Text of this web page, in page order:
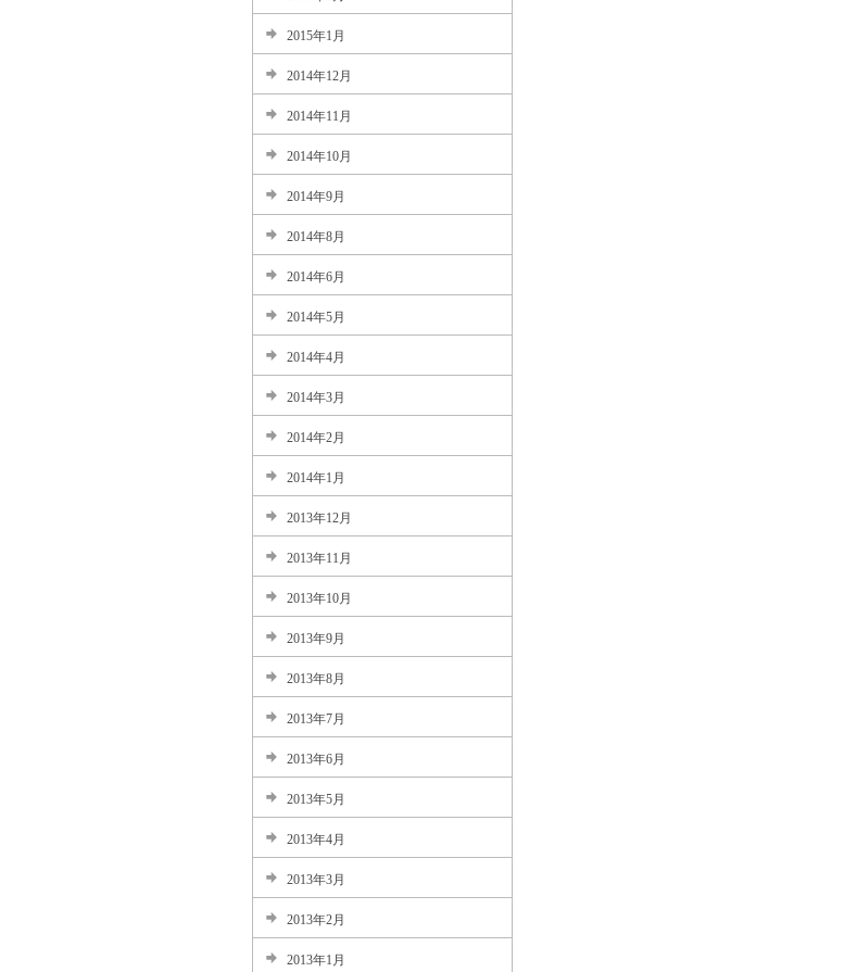
2015年1月
2014年12月
2014年11月
2014年10月
2014年9月
2014年8月
2014年6月
2014年5月
2014年4月
2014年3月
2014年2月
2014年1月
2013年12月
2013年11月
2013年10月
2013年9月
2013年8月
2013年7月
2013年6月
2013年5月
2013年4月
2013年3月
2013年2月
2013年1月